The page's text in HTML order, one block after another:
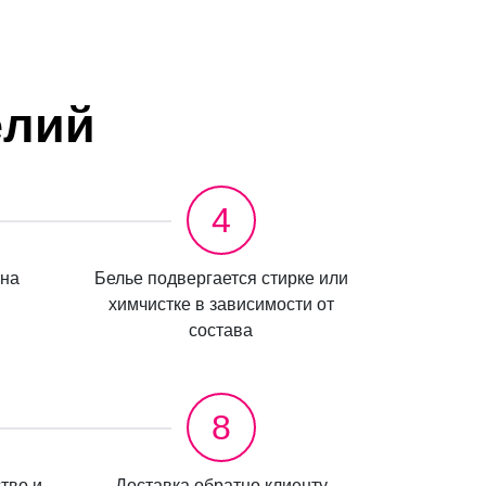
4
Белье подвергается стирке или
химчистке в зависимости от
состава
8